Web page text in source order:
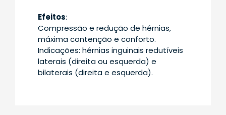
Efeitos:
Compressão e redução de hérnias,
máxima contenção e conforto.
Indicações: hérnias inguinais redutíveis
laterais (direita ou esquerda) e
bilaterais (direita e esquerda).